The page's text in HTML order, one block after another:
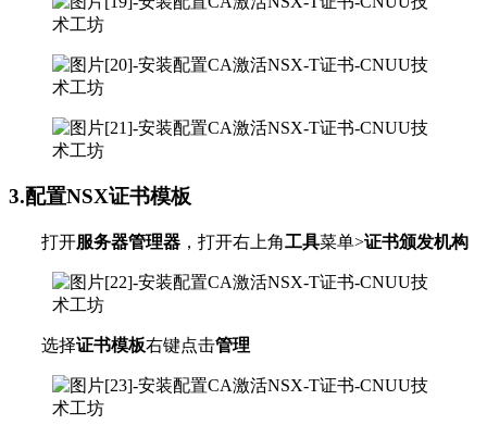
3.配置NSX证书模板
打开服务器管理器 ，打开右上角工具菜单>证书颁发机构
选择证书模板右键点击管理